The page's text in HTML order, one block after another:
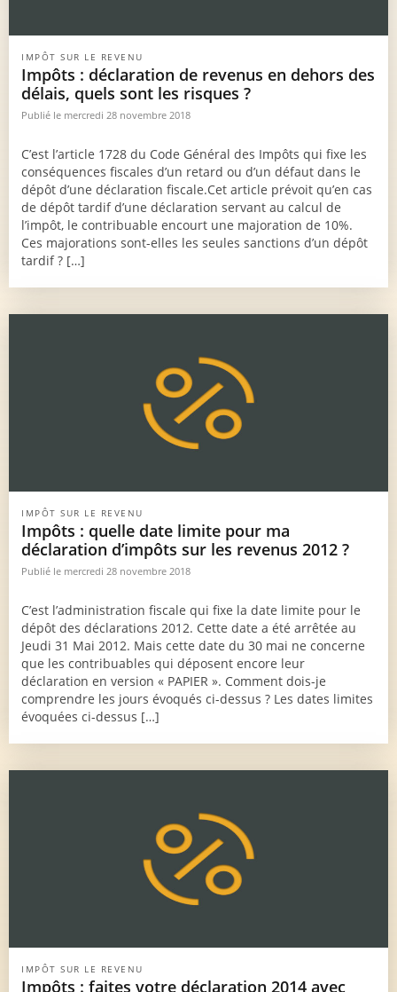
IMPÔT SUR LE REVENU
Impôts : déclaration de revenus en dehors des
délais, quels sont les risques ?
Publié le mercredi 28 novembre 2018
C’est l’article 1728 du Code Général des Impôts qui fixe les
conséquences fiscales d’un retard ou d’un défaut dans le
dépôt d’une déclaration fiscale.Cet article prévoit qu’en cas
de dépôt tardif d’une déclaration servant au calcul de
l’impôt, le contribuable encourt une majoration de 10%.
Ces majorations sont-elles les seules sanctions d’un dépôt
tardif ? […]
IMPÔT SUR LE REVENU
Impôts : quelle date limite pour ma
déclaration d’impôts sur les revenus 2012 ?
Publié le mercredi 28 novembre 2018
C’est l’administration fiscale qui fixe la date limite pour le
dépôt des déclarations 2012. Cette date a été arrêtée au
Jeudi 31 Mai 2012. Mais cette date du 30 mai ne concerne
que les contribuables qui déposent encore leur
déclaration en version « PAPIER ». Comment dois-je
comprendre les jours évoqués ci-dessus ? Les dates limites
évoquées ci-dessus […]
IMPÔT SUR LE REVENU
Impôts : faites votre déclaration 2014 avec